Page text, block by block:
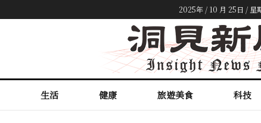
2025年 / 10 月 25日 / 星
生活 健康 旅遊美食 科技